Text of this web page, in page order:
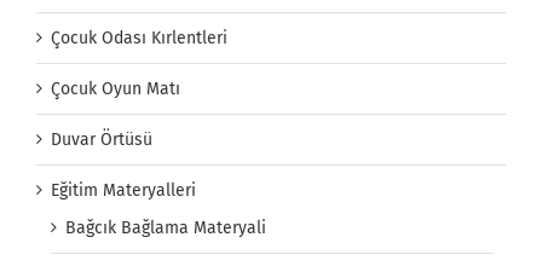
Çocuk Odası Kırlentleri
Çocuk Oyun Matı
Duvar Örtüsü
Eğitim Materyalleri
Bağcık Bağlama Materyali